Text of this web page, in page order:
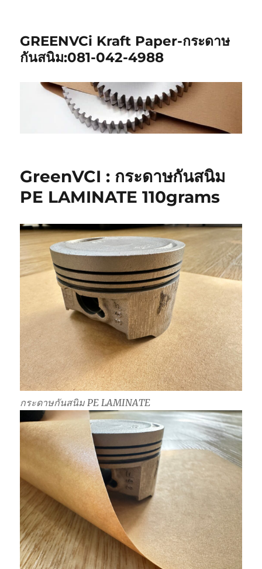
GREENVCi Kraft Paper-กระดาษ
กันสนิม:081-042-4988
GreenVCI : กระดาษกันสนิม
PE LAMINATE 110grams
กระดาษกันสนิม PE LAMINATE